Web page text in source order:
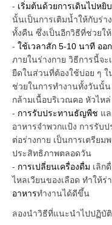
- เริ่มต้นด้วยการเดินไปห
นั้นเป็นการเติมน้ำให้กับร่า
ทั้งคืน ซึ่งเป็นอีกวิธีที่ช่วยใ
- ใช้เวลาสัก 5-10 นาที ออ
ภายในร่างกาย วิธีการนี้จ
ยืดในส่วนที่ต้องใช้บ่อย ๆ ใ
ช่วยในการทำงานทั้งวันนั้
กล้ามเนื้อบริเวณคอ หัวไห
- การรับประทานธัญพืช แ
อาหารจำพวกแป้ง การรับ
ต่อร่างกาย เป็นการเตรียม
ประสิทธิภาพตลอดวัน
- การเปลี่ยนเครื่องดื่ม เลิก
ไหลเวียนของเลือด ทำให้ร่
อาหารทำงานได้ดีขึ้น
ลองนำวิธีที่แนะนำไปปฏิบั